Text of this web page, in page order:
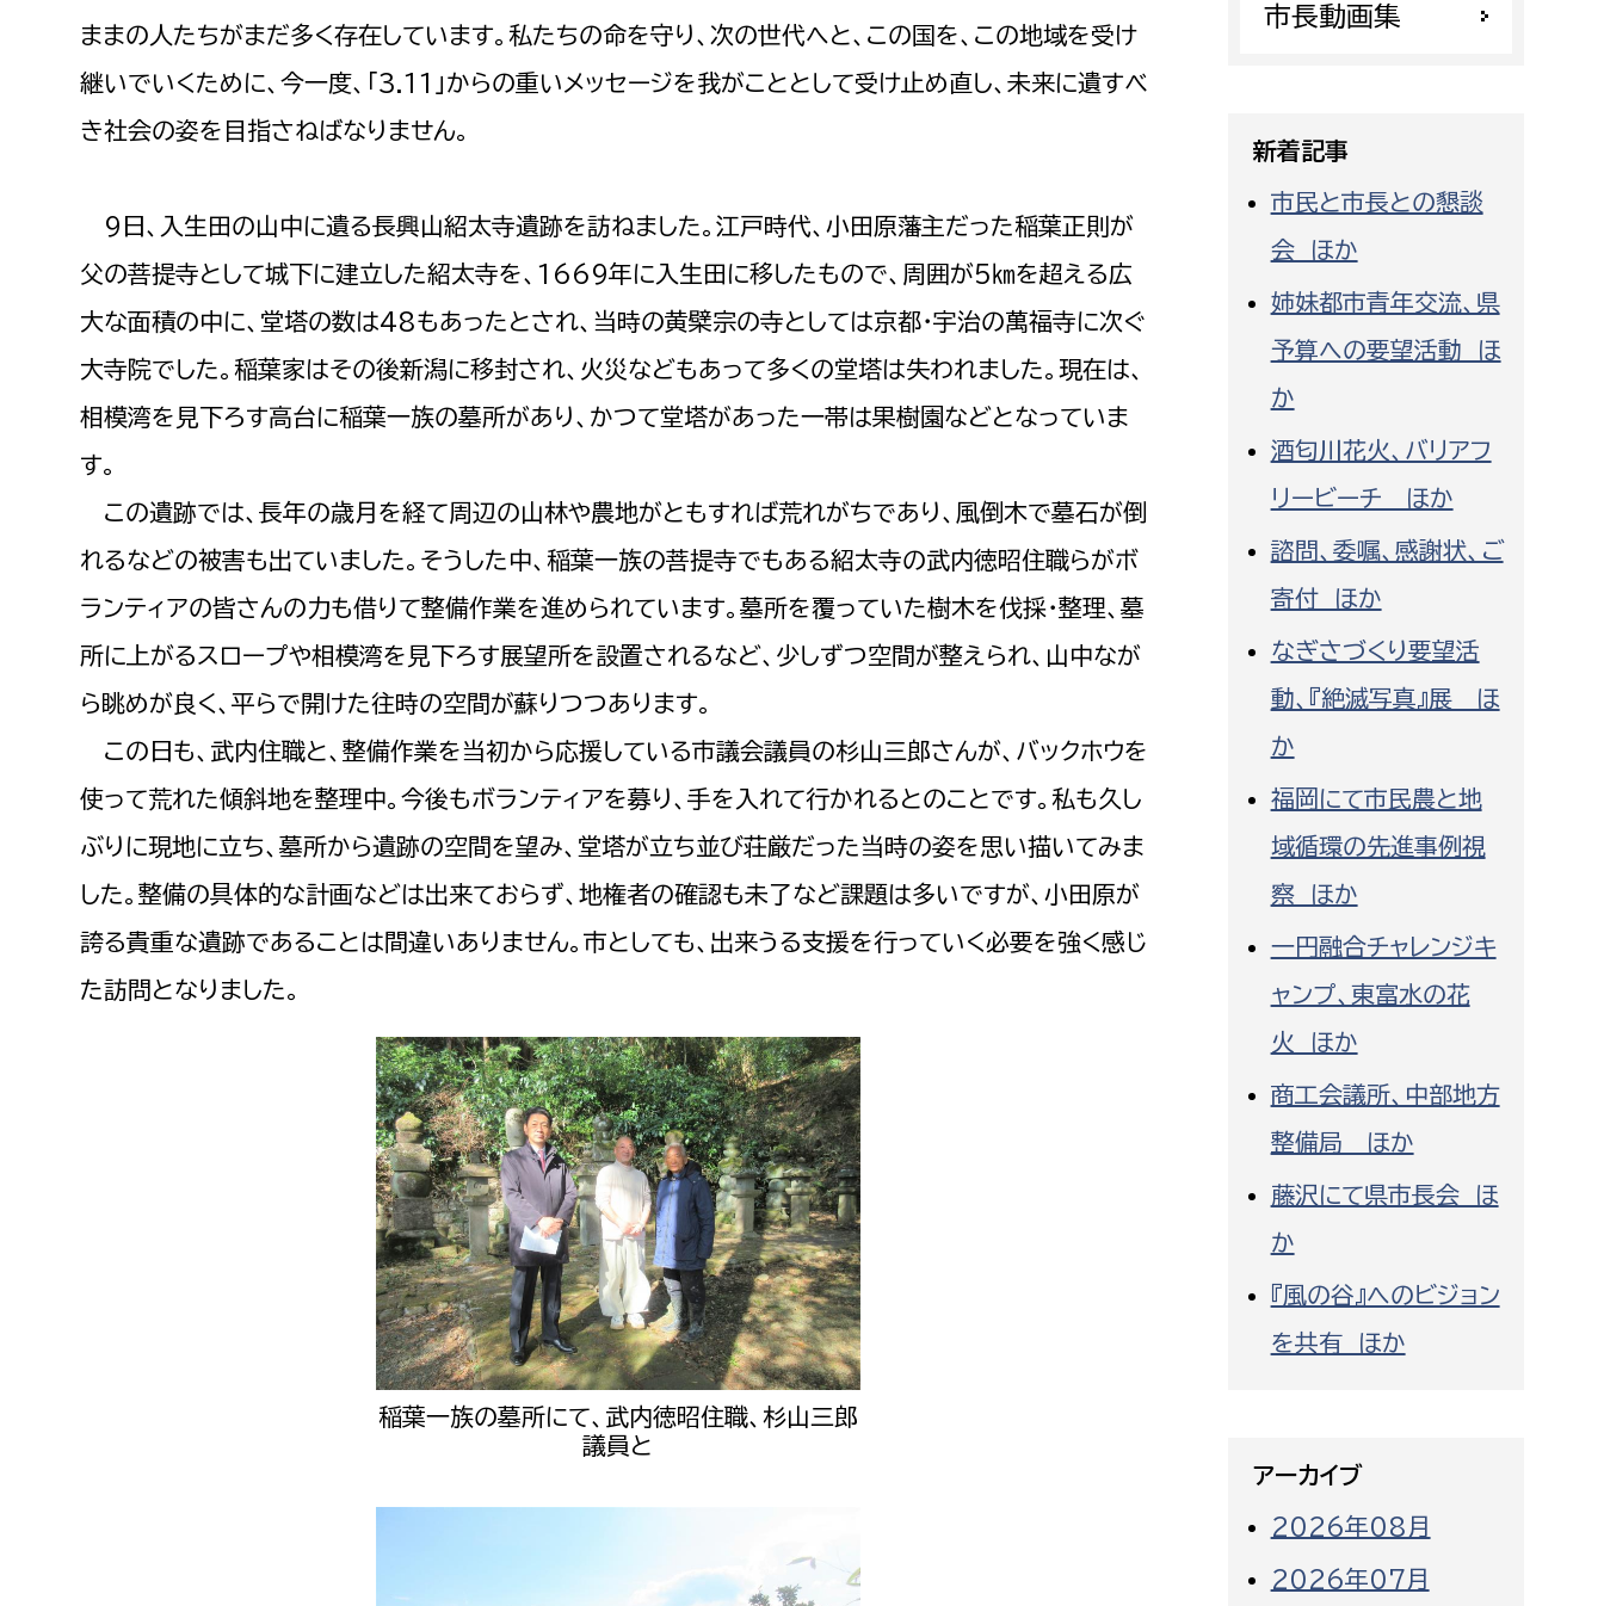
建設部
建設政策課
国県事業推進課
道水路整備課
みどり公園課
建築課
会計管理者
出納室
市立総合医療センター
患者サポートセンター
病院管理局：医事課
予防課
情報司令課
消防課
警防第1課
警防第2課
上下水道局
経営総務課
給排水業務課
水道整備課
教育総務課
保健給食課
教育指導課
選挙管理委員会事務局
監査事務局
監査事務局
農業委員会事務局
農業委員会事務局
議会局
議会総務課
ままの人たちがまだ多く存在しています。私たちの命を守り、次の世代へと、この国を、この地域を受け
継いでいくために、今一度、「3.11」からの重いメッセージを我がこととして受け止め直し、未来に遺すべ
き社会の姿を目指さねばなりません。
9日、入生田の山中に遺る長興山紹太寺遺跡を訪ねました。江戸時代、小田原藩主だった稲葉正則が
父の菩提寺として城下に建立した紹太寺を、1669年に入生田に移したもので、周囲が5㎞を超える広
大な面積の中に、堂塔の数は48もあったとされ、当時の黄檗宗の寺としては京都・宇治の萬福寺に次ぐ
大寺院でした。稲葉家はその後新潟に移封され、火災などもあって多くの堂塔は失われました。現在は、
相模湾を見下ろす高台に稲葉一族の墓所があり、かつて堂塔があった一帯は果樹園などとなっていま
す。
この遺跡では、長年の歳月を経て周辺の山林や農地がともすれば荒れがちであり、風倒木で墓石が倒
れるなどの被害も出ていました。そうした中、稲葉一族の菩提寺でもある紹太寺の武内徳昭住職らがボ
ランティアの皆さんの力も借りて整備作業を進められています。墓所を覆っていた樹木を伐採・整理、墓
所に上がるスロープや相模湾を見下ろす展望所を設置されるなど、少しずつ空間が整えられ、山中なが
ら眺めが良く、平らで開けた往時の空間が蘇りつつあります。
この日も、武内住職と、整備作業を当初から応援している市議会議員の杉山三郎さんが、バックホウを
使って荒れた傾斜地を整理中。今後もボランティアを募り、手を入れて行かれるとのことです。私も久し
ぶりに現地に立ち、墓所から遺跡の空間を望み、堂塔が立ち並び荘厳だった当時の姿を思い描いてみま
した。整備の具体的な計画などは出来ておらず、地権者の確認も未了など課題は多いですが、小田原が
誇る貴重な遺跡であることは間違いありません。市としても、出来うる支援を行っていく必要を強く感じ
た訪問となりました。
稲葉一族の墓所にて、武内徳昭住職、杉山三郎
議員と
市長動画集
新着記事
市民と市長との懇談
会 ほか
姉妹都市青年交流、県
予算への要望活動 ほ
か
酒匂川花火、バリアフ
リービーチ ほか
諮問、委嘱、感謝状、ご
寄付 ほか
なぎさづくり要望活
動、『絶滅写真』展 ほ
か
福岡にて市民農と地
域循環の先進事例視
察 ほか
一円融合チャレンジキ
ャンプ、東富水の花
火 ほか
商工会議所、中部地方
整備局 ほか
藤沢にて県市長会 ほ
か
『風の谷』へのビジョン
を共有 ほか
アーカイブ
2026年08月
2026年07月